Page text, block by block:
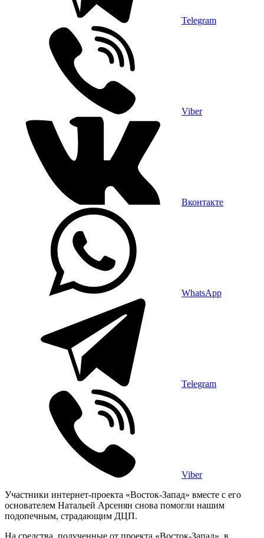
Telegram
Viber
Вконтакте
WhatsApp
Telegram
Viber
Участники интернет-проекта «Восток-Запад» вместе с его
основателем Натальей Арсенян снова помогли нашим
подопечным, страдающим ДЦП.